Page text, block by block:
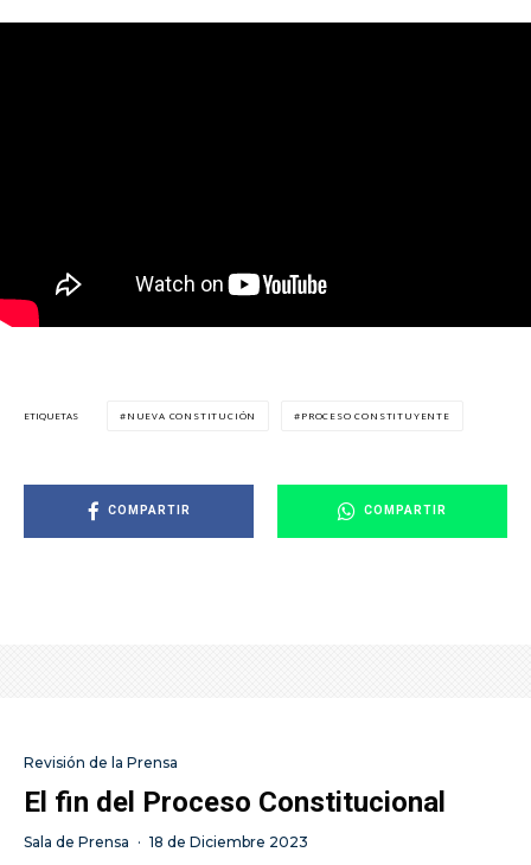
ETIQUETAS NUEVA CONSTITUCIÓN PROCESO CONSTITUYENTE
COMPARTIR COMPARTIR
Revisión de la Prensa
El fin del Proceso Constitucional
Sala de Prensa · 18 de Diciembre 2023